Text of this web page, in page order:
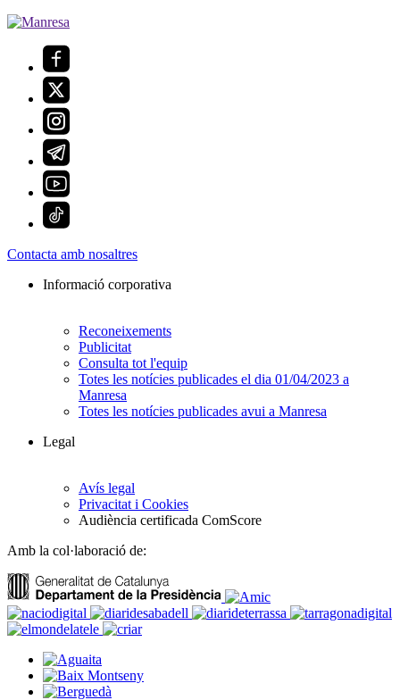
Contacta amb nosaltres
Informació corporativa
Reconeixements
Publicitat
Consulta tot l'equip
Totes les notícies publicades el dia 01/04/2023 a
Manresa
Totes les notícies publicades avui a Manresa
Legal
Avís legal
Privacitat i Cookies
Audiència certificada ComScore
Amb la col·laboració de: